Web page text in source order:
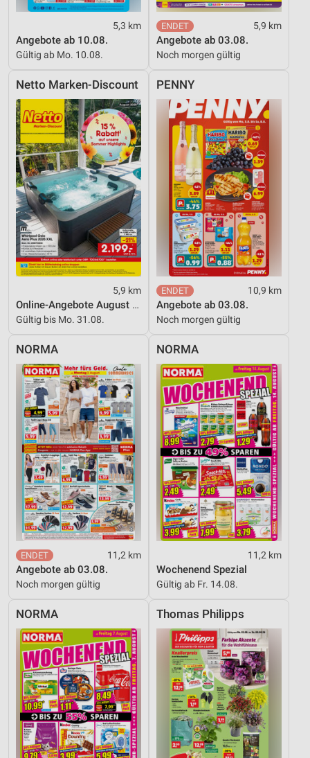
5,3 km
Angebote ab 10.08.
Gültig ab Mo. 10.08.
5,9 km
Angebote ab 03.08.
Noch morgen gültig
Netto Marken-Discount
5,9 km
Online-Angebote August 2026
Gültig bis Mo. 31.08.
PENNY
10,9 km
Angebote ab 03.08.
Noch morgen gültig
NORMA
11,2 km
Angebote ab 03.08.
Noch morgen gültig
NORMA
11,2 km
Wochenend Spezial
Gültig ab Fr. 14.08.
NORMA Thomas Philipps